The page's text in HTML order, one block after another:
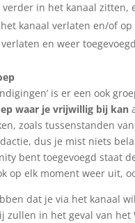
verder in het kanaal
kanaal verlaten en/of
en weer
is er een ook
waar je vrijwillig bij kan
zoals tussenstanden
dus je mist niets
bent toegevoegd staat
op elk moment weer uit,
dat je via het kanaal
zullen in het geval van